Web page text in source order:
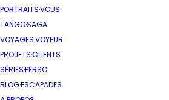
PORTRAITS·VOUS
TANGO·SAGA
VOYAGES·VOYEUR
PROJETS·CLIENTS
SÉRIES·PERSO
BLOG·ESCAPADES